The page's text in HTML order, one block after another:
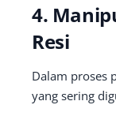
4.
Resi
Dalam proses
yang sering